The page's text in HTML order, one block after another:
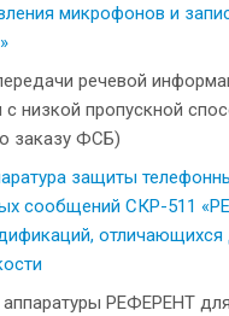
микрофонов и
речевой
низкой пропускной
заказу ФСБ)
защиты
сообщений СКР-511
отличающихся
РЕФЕРЕНТ